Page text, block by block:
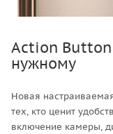
Action
нужному
Новая
тех, кто ценит
включение камеры,